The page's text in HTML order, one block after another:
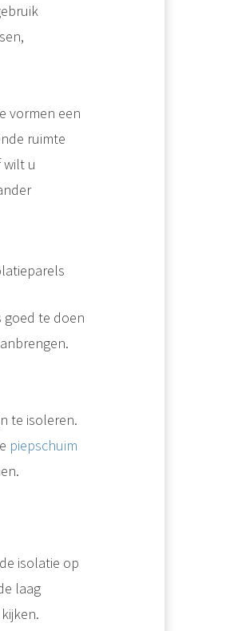
vormen een
ruimte
wilt u
goed te doen
te isoleren.
piepschuim
isolatie op
laag